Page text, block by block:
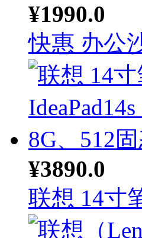
¥1990.0
快惠 办公
¥3890.0
联想 14寸